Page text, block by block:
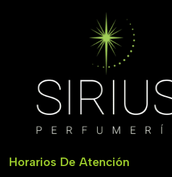
Horarios De Atención